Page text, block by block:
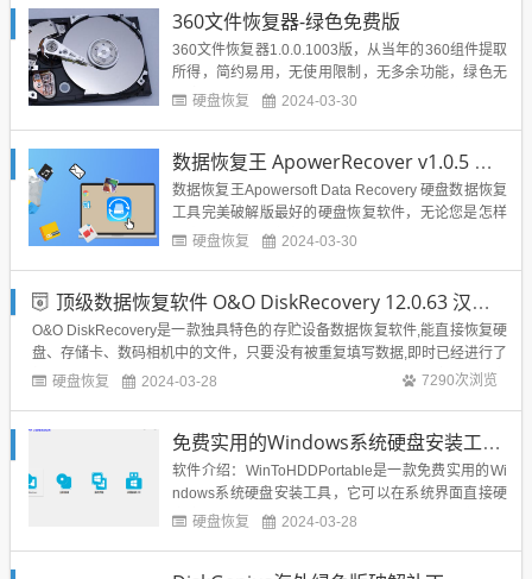
强大的数据分析引擎驱动。先进的深度扫描算法深入
数据...
360文件恢复器-绿色免费版
360文件恢复器1.0.0.1003版，从当年的360组件提取
所得，简约易用，无使用限制，无多余功能，绿色无
污染。来源为华彩软件站，在此感谢。使用方法：解
选中文件。注意：要将扫描到的文件恢复至与...
硬盘恢复 2024-03-30
数据恢复王 ApowerRecover v1.0.5 中文完美破解版本
数据恢复王Apowersoft Data Recovery 硬盘数据恢复
工具完美破解版最好的硬盘恢复软件，无论您是怎样
丢失了之前在硬盘中保存的数据，Apowersoft Data R
何恢复删除文件。A...
硬盘恢复 2024-03-30
顶级数据恢复软件 O&O DiskRecovery 12.0.63 汉化绿色版+安装版
O&O DiskRecovery是一款独具特色的存贮设备数据恢复软件,能直接恢复硬
盘、存储卡、数码相机中的文件，只要没有被重复填写数据,即时已经进行了
格式化，O&O DiskRecovery也能救你于水火。能辨别修复包括Word 文
硬盘恢复 2024-03-28 7290次浏览
免费实用的Windows系统硬盘安装工具，WinToHDDPortable_2.8.2.3中文版
软件介绍：WinToHDDPortable是一款免费实用的Wi
ndows系统硬盘安装工具，它可以在系统界面直接硬
盘安装 Win10/8/7/Vista 系统 (似乎不能用来安装 X
硬盘恢复 2024-03-28